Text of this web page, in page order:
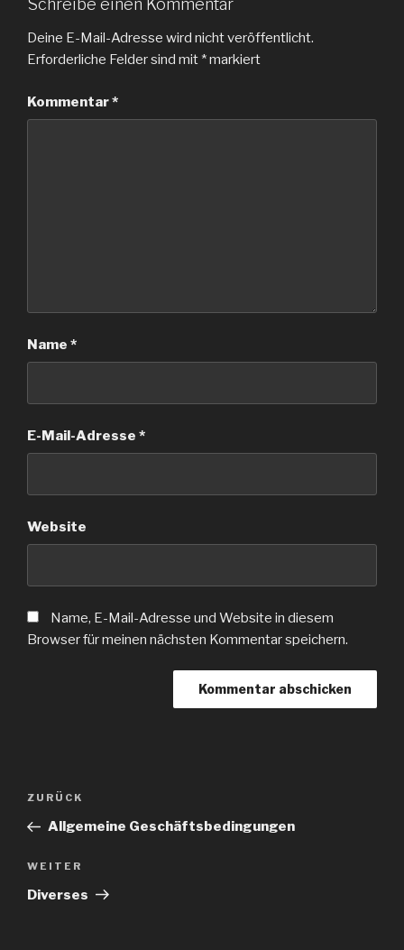
Schreibe einen Kommentar
Deine E-Mail-Adresse wird nicht veröffentlicht.
Erforderliche Felder sind mit *markiert
Kommentar*
Name *
E-Mail-Adresse *
Website
Name, E-Mail-Adresse und Website in diesem
Browser für meinen nächsten Kommentar speichern.
Beitragsnavigation
Vorheriger
Beitrag
ZURÜCK
Allgemeine Geschäftsbedingungen
Nächster
Beitrag
WEITER
Diverses